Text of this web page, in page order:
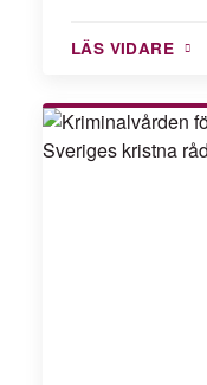
LÄS VIDARE